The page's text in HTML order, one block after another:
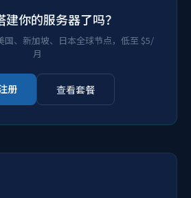
建你的服务器了吗？
国、新加坡、日本全球节点，低至 $5/
月
册 查看套餐